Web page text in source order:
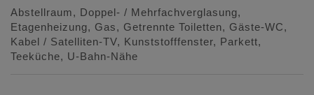
Abstellraum
Doppel- / Mehrfachverglasung
Etagenheizung
Gas Getrennte Toiletten
Gäste-WC
Kabel / Satelliten-TV
Kunststofffenster
Parkett
Teeküche
U-Bahn-Nähe